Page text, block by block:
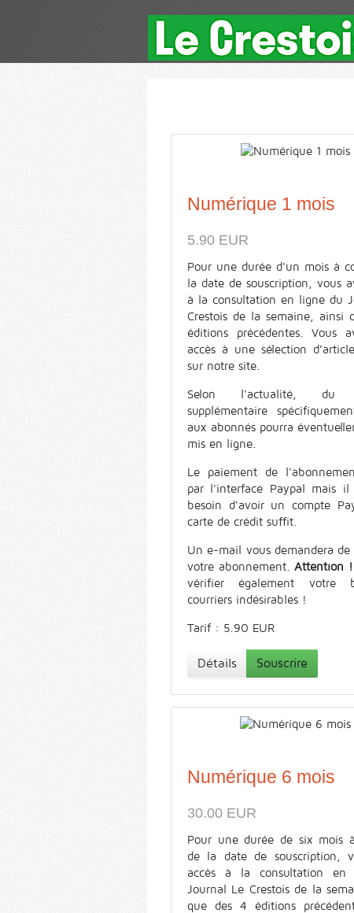
Numérique 1 mois
5.90 EUR
Pour une durée d'un mois à
la date de souscription, vous
à la consultation en ligne du
Crestois de la semaine, ainsi
éditions précédentes. Vous
accès à une sélection
sur notre site.
Selon l'actualité, du
supplémentaire
aux abonnés pourra
mis en ligne.
Le paiement de
par l'interface Paypal mais il
besoin d'avoir un compte
carte de crédit suffit.
Un e-mail vous demandera de
votre abonnement. Attention !
vérifier également votre
courriers indésirables !
Tarif : 5.90 EUR
Détails Souscrire
Numérique 6 mois
30.00 EUR
Pour une durée de six mois
de la date de souscription,
accès à la consultation en
Journal Le Crestois de la
que des 4 éditions